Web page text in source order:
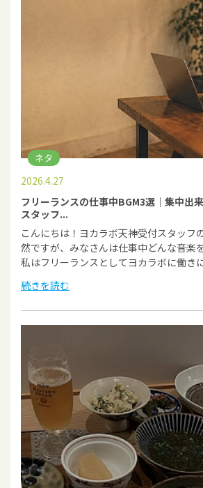
ネタ
2026.4.27
フリーランスの仕事中BGM3選｜集中出
スタッフ...
こんにちは！ヨカラボ天神受付スタッフ
然ですが、みなさんは仕事中どんな音楽
私はフリーランスとしてヨカラボに働き
続きを読む